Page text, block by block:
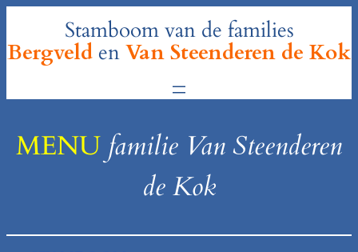
naar
de
Stamboom van de families
Bergveld enVan Steenderen de Kok
MENU familie Van Steenderen
de Kok